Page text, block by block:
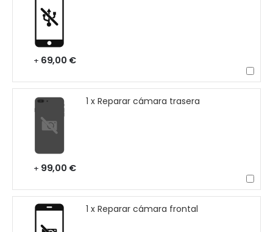
+ 69,00 €
1 x Reparar cámara trasera
+ 99,00 €
1 x Reparar cámara frontal